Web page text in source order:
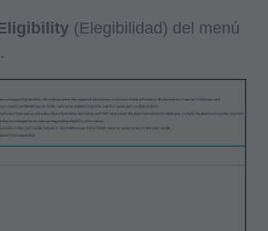
(Elegibilidad) del menú